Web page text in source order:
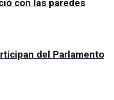
con las paredes
del Parlamento